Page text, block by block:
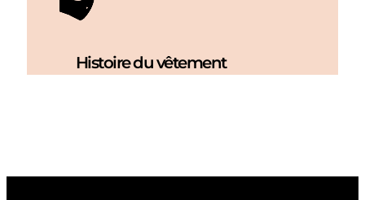
Histoire du vêtement